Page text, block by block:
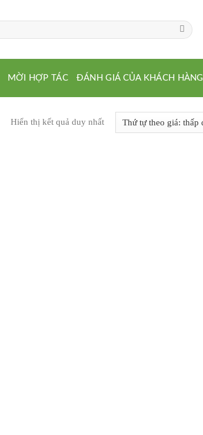
MỜI HỢP TÁC ĐÁNH GIÁ CỦA KHÁCH HÀNG
Hiển thị kết quả duy nhất